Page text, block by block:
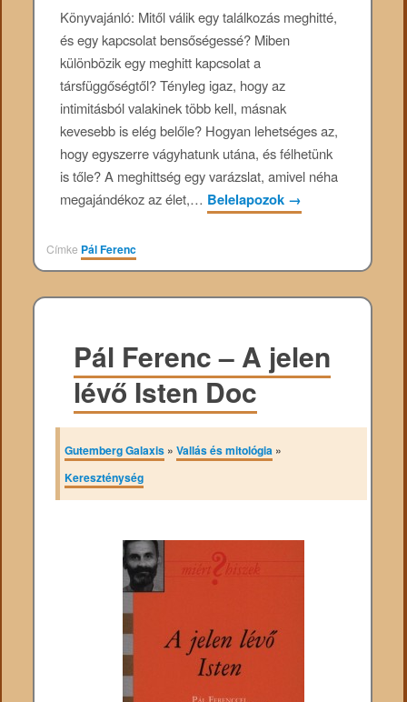
Könyvajánló: Mitől ​válik egy találkozás meghitté,
és egy kapcsolat bensőségessé? Miben
különbözik egy meghitt kapcsolat a
társfüggőségtől? Tényleg igaz, hogy az
intimitásból valakinek több kell, másnak
kevesebb is elég belőle? Hogyan lehetséges az,
hogy egyszerre vágyhatunk utána, és félhetünk
is tőle? A meghittség egy varázslat, amivel néha
megajándékoz az élet,… Belelapozok →
Címke Pál Ferenc
Pál Ferenc – A jelen
lévő Isten Doc
Gutemberg Galaxis »Vallás és mitológia »
Kereszténység